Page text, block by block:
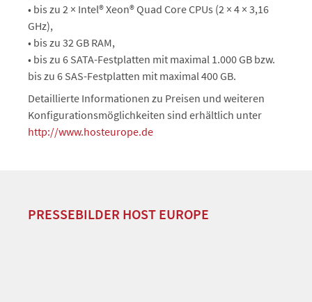
• bis zu 2 × Intel® Xeon® Quad Core CPUs (2 × 4 × 3,16
GHz),
• bis zu 32 GB RAM,
• bis zu 6 SATA-Festplatten mit maximal 1.000 GB bzw.
bis zu 6 SAS-Festplatten mit maximal 400 GB.
Detaillierte Informationen zu Preisen und weiteren
Konfigurationsmöglichkeiten sind erhältlich unter
http://www.hosteurope.de
PRESSEBILDER HOST EUROPE